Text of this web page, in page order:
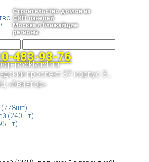
Строительство домов из
СИП-панелей
Москва и ближайщие
регионы
483-93-76
podklyuch.ru
проспект 37 корпус 3 ,
«Авиатор»
(240шт)